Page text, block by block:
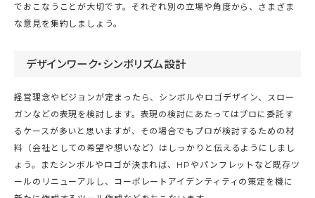
でおこなうことが大切です。それぞれ別の立場や角度から、さまざま
な意見を集約しましょう。
デザインワーク・シンボリズム設計
経営理念やビジョンが定まったら、シンボルやロゴデザイン、スロー
ガンなどの表現を検討します。表現の検討にあたってはプロに委託す
るケースが多いと思いますが、その場合でもプロが検討するための材
料（会社としての希望や想いなど）はしっかりと伝えるようにしまし
ょう。またシンボルやロゴが決まれば、HPやパンフレットなど既存ツ
ールのリニューアルし、コーポレートアイデンティティの策定を機に